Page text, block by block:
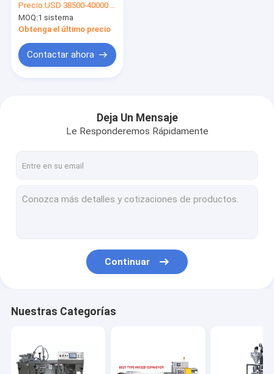
máscara adulta KN95
de la anchura 1500m
m de la máquina
Precio:USD 38500-40000 per set
MOQ:1 sistema
Obtenga el último precio
Contactar ahora
Deja Un Mensaje
Le Responderemos Rápidamente
Continuar
Nuestras Categorías